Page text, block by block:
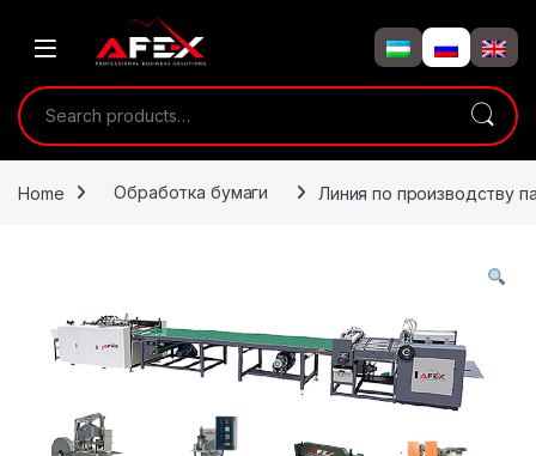
Search for:
Home Обработка бумаги Линия по производству